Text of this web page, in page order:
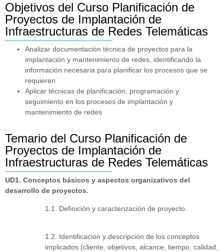
Objetivos del Curso Planificación de
Proyectos de Implantación de
Infraestructuras de Redes Telemáticas
Analizar documentación técnica de proyectos para la
implantación y mantenimiento de redes, identificando la
información necesaria para planificar los procesos que se
requieren
Aplicar técnicas de planificación, programación y
seguimiento en los procesos de implantación y
mantenimiento de redes
Temario del Curso Planificación de
Proyectos de Implantación de
Infraestructuras de Redes Telemáticas
UD1. Conceptos básicos y aspectos organizativos del
desarrollo de proyectos.
1.1. Definición y caracterización de proyecto.
1.2. Identificación y descripción de los conceptos
implicados (cliente, objetivos, alcance, tiempo, calidad,